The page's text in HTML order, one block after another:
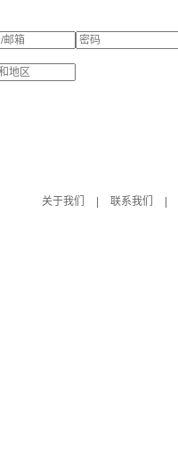
关于我们
联系我们